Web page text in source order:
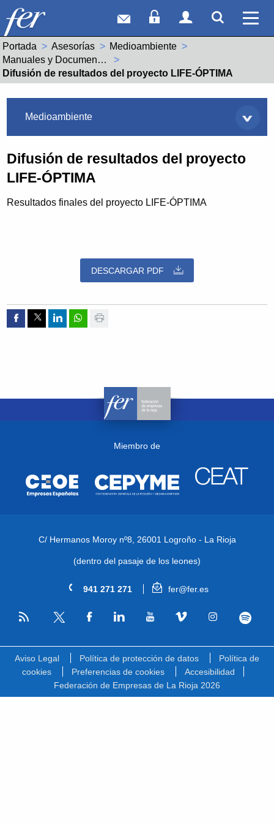
Correo webAcceso Socios
Acceso
Portada Asesorías
Medioambiente
Manuales y Documentación
Actual:
Difusión de resultados del proyecto LIFE-ÓPTIMA
Medioambiente
Difusión de resultados del proyecto
LIFE-ÓPTIMA
Resultados finales del proyecto LIFE-ÓPTIMA
DESCARGAR PDF
Compartir por Facebook
Compartir por Twitter
Compartir por Linkedin
Compartir por whatsapp
Imprimir
Miembro de
C/ Hermanos Moroy nº8, 26001 Logroño - La Rioja
(dentro del pasaje de los leones)
941 271 271 fer@fer.es
RSS
Aviso Legal Política de protección de datos
Política de
cookies
Preferencias de cookies
Accesibilidad
Federación de Empresas de La Rioja 2026